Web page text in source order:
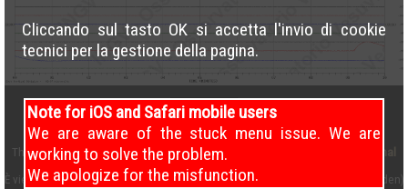
Cliccando sul tasto OK si accetta l'invio di cookie
tecnici per la gestione della pagina.
Note for iOS and Safari mobile users
We are aware of the stuck menu issue. We are
working to solve the problem.
We apologize for the misfunction.
This work is licensed under aCreative Commons Attribution 4.0 International
License
È vietato il caricamento incrociato delle pagine su altri siti (cross load forbidden)